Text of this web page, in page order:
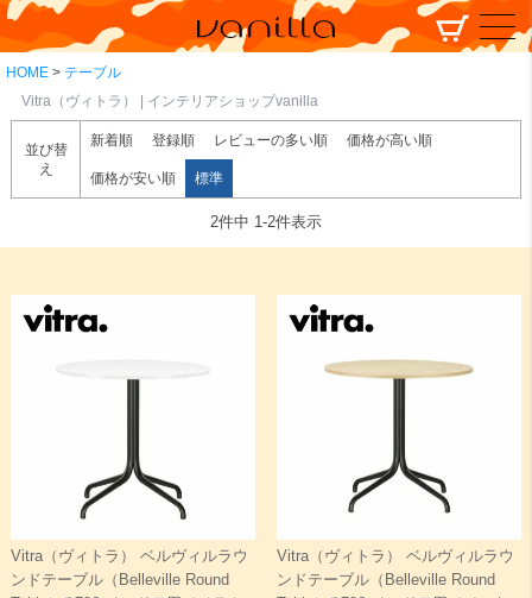
HOME
テーブル
Vitra（ヴィトラ） | インテリアショップvanilla
並び替
え
新着順 登録順 レビューの多い順 価格が高い順
価格が安い順 標準
2件中 1-2件表示
Vitra（ヴィトラ） ベルヴィルラウ
ンドテーブル（Belleville Round
Vitra（ヴィトラ） ベルヴィルラウ
ンドテーブル（Belleville Round